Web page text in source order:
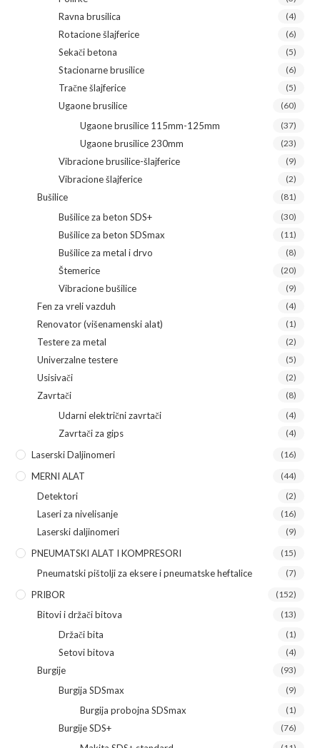
Ravna brusilica (4)
Rotacione šlajferice (6)
Sekači betona (5)
Stacionarne brusilice (6)
Tračne šlajferice (5)
Ugaone brusilice (60)
Ugaone brusilice 115mm-125mm (37)
Ugaone brusilice 230mm (23)
Vibracione brusilice-šlajferice (9)
Vibracione šlajferice (2)
Bušilice (81)
Bušilice za beton SDS+ (30)
Bušilice za beton SDSmax (11)
Bušilice za metal i drvo (8)
Štemerice (20)
Vibracione bušilice (9)
Fen za vreli vazduh (4)
Renovator (višenamenski alat) (1)
Testere za metal (2)
Univerzalne testere (5)
Usisivači (2)
Zavrtači (8)
Udarni električni zavrtači (4)
Zavrtači za gips (4)
Laserski Daljinomeri (16)
MERNI ALAT (44)
Detektori (2)
Laseri za nivelisanje (16)
Laserski daljinomeri (9)
PNEUMATSKI ALAT I KOMPRESORI (15)
Pneumatski pištolji za eksere i pneumatske heftalice (7)
PRIBOR (152)
Bitovi i držači bitova (13)
Držači bita (1)
Setovi bitova (4)
Burgije (93)
Burgija SDSmax (9)
Burgija probojna SDSmax (1)
Burgije SDS+ (76)